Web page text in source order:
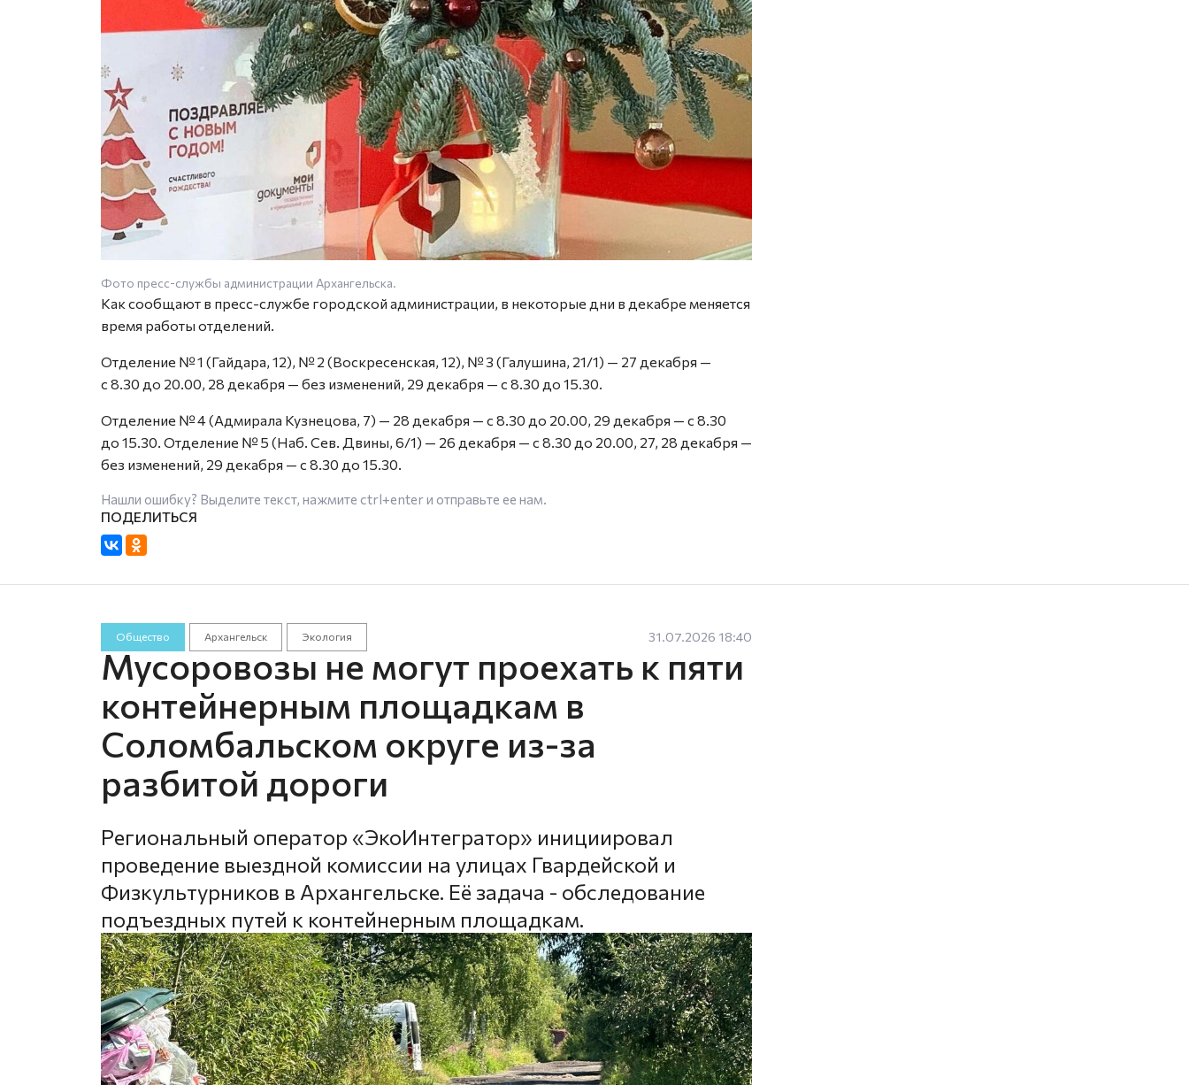
Фото пресс-службы администрации Архангельска.
Как сообщают в пресс-службе городской администрации, в некоторые дни в декабре меняется
время работы отделений.
Отделение № 1 (Гайдара, 12), № 2 (Воскресенская, 12), № 3 (Галушина, 21/1) — 27 декабря —
с 8.30 до 20.00, 28 декабря — без изменений, 29 декабря — с 8.30 до 15.30.
Отделение № 4 (Адмирала Кузнецова, 7) — 28 декабря — с 8.30 до 20.00, 29 декабря — с 8.30
до 15.30. Отделение № 5 (Наб. Сев. Двины, 6/1) — 26 декабря — с 8.30 до 20.00, 27, 28 декабря —
без изменений, 29 декабря — с 8.30 до 15.30.
Нашли ошибку? Выделите текст, нажмите ctrl+enterи отправьте ее нам.
Общество Архангельск Экология 31.07.2026 18:40
Мусоровозы не могут проехать к пяти
контейнерным площадкам в
Соломбальском округе из-за
разбитой дороги
Региональный оператор «ЭкоИнтегратор» инициировал
проведение выездной комиссии на улицах Гвардейской и
Физкультурников в Архангельске. Её задача - обследование
подъездных путей к контейнерным площадкам.